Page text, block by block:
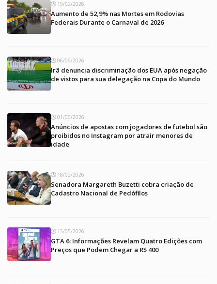
19/02/2026
Aumento de 52,9% nas Mortes em Rodovias
Federais Durante o Carnaval de 2026
06/06/2026
Irã denuncia discriminação dos EUA após negação
de vistos para sua delegação na Copa do Mundo
01/06/2026
Anúncios de apostas com jogadores de futebol são
proibidos no Instagram por atrair menores de
idade
18/02/2026
Senadora Margareth Buzetti cobra criação de
Cadastro Nacional de Pedófilos
15/05/2026
GTA 6: Informações Revelam Quatro Edições com
Preços que Podem Chegar a R$ 400